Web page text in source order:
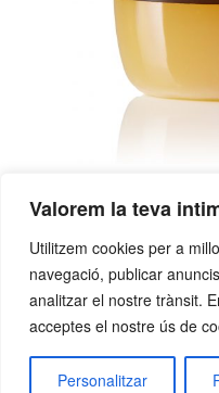
Valorem la teva
Utilitzem cookies per a
navegació, publicar
analitzar el nostre trànsit.
acceptes el nostre ús de
Personalitzar
contacte@grupllobet.com
me de baixa| T. 93 878
2,7 | 08272